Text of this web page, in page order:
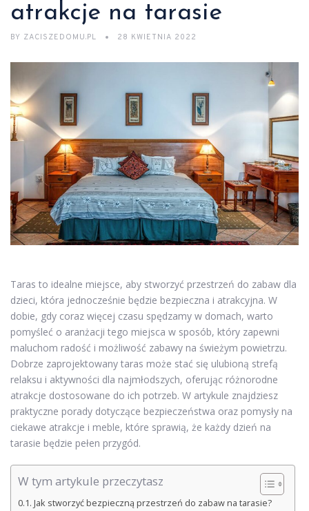
atrakcje na tarasie
BY ZACISZEDOMU.PL 28 KWIETNIA 2022
Taras to idealne miejsce, aby stworzyć przestrzeń do zabaw dla
dzieci, która jednocześnie będzie bezpieczna i atrakcyjna. W
dobie, gdy coraz więcej czasu spędzamy w domach, warto
pomyśleć o aranżacji tego miejsca w sposób, który zapewni
maluchom radość i możliwość zabawy na świeżym powietrzu.
Dobrze zaprojektowany taras może stać się ulubioną strefą
relaksu i aktywności dla najmłodszych, oferując różnorodne
atrakcje dostosowane do ich potrzeb. W artykule znajdziesz
praktyczne porady dotyczące bezpieczeństwa oraz pomysły na
ciekawe atrakcje i meble, które sprawią, że każdy dzień na
tarasie będzie pełen przygód.
W tym artykule przeczytasz
Jak stworzyć bezpieczną przestrzeń do zabaw na tarasie?